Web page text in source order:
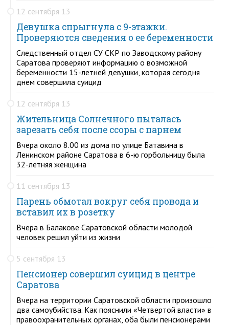
12 сентября 13
Девушка спрыгнула с 9-этажки.
Проверяются сведения о ее беременности
Следственный отдел СУ СКР по Заводскому району
Саратова проверяют информацию о возможной
беременности 15-летней девушки, которая сегодня
днем совершила суицид
12 сентября 13
Жительница Солнечного пыталась
зарезать себя после ссоры с парнем
Вчера около 8.00 из дома по улице Батавина в
Ленинском районе Саратова в 6-ю горбольницу была
32-летняя женщина
11 сентября 13
Парень обмотал вокруг себя провода и
вставил их в розетку
Вчера в Балакове Саратовской области молодой
человек решил уйти из жизни
5 сентября 13
Пенсионер совершил суицид в центре
Саратова
Вчера на территории Саратовской области произошло
два самоубийства. Как пояснили «Четвертой власти» в
правоохранительных органах, оба были пенсионерами